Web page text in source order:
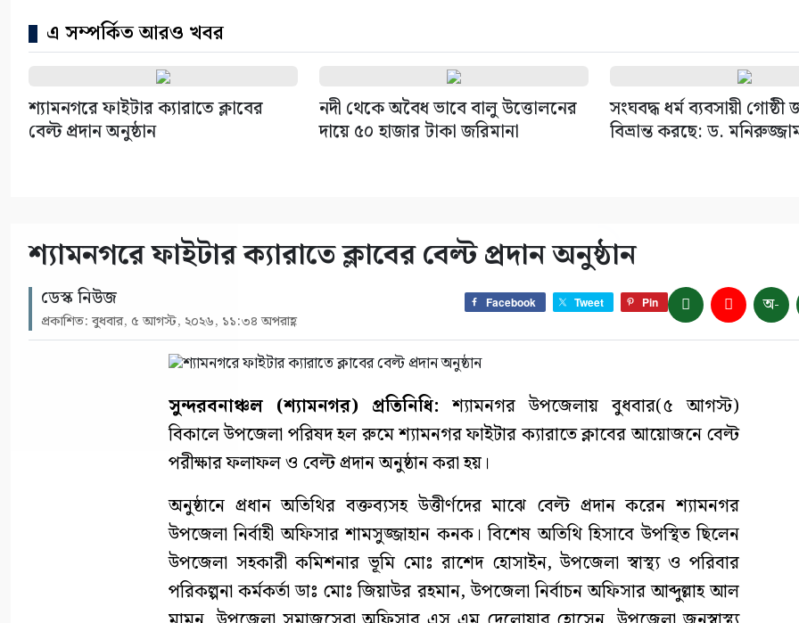
এ সম্পর্কিত আরও খবর
শ্যামনগরে ফাইটার ক্যারাতে ক্লাবের
বেল্ট প্রদান অনুষ্ঠান
নদী থেকে অবৈধ ভাবে বালু উত্তোলনের
দায়ে ৫০ হাজার টাকা জরিমানা
সংঘবদ্ধ ধর্ম ব্যবসায়ী গোষ্ঠী
বিভ্রান্ত করছে: ড.
শ্যামনগরে ফাইটার ক্যারাতে ক্লাবের বেল্ট প্রদান অনুষ্ঠান
ডেস্ক নিউজ
প্রকাশিত: বুধবার, ৫ আগস্ট, ২০২৬, ১১:৩৪ অপরাহ্ণ
Facebook Tweet Pin অ-
সুন্দরবনাঞ্চল (শ্যামনগর) প্রতিনিধি: শ্যামনগর উপজেলায় বুধবার(৫ আগস্ট)
বিকালে উপজেলা পরিষদ হল রুমে শ্যামনগর ফাইটার ক্যারাতে ক্লাবের আয়োজনে বেল্ট
পরীক্ষার ফলাফল ও বেল্ট প্রদান অনুষ্ঠান করা হয়।
অনুষ্ঠানে প্রধান অতিথির বক্তব্যসহ উত্তীর্ণদের মাঝে বেল্ট প্রদান করেন শ্যামনগর
উপজেলা নির্বাহী অফিসার শামসুজ্জাহান কনক। বিশেষ অতিথি হিসাবে উপস্থিত ছিলেন
উপজেলা সহকারী কমিশনার ভূমি মোঃ রাশেদ হোসাইন, উপজেলা স্বাস্থ্য ও পরিবার
পরিকল্পনা কর্মকর্তা ডাঃ মোঃ জিয়াউর রহমান, উপজেলা নির্বাচন অফিসার আব্দুল্লাহ আল